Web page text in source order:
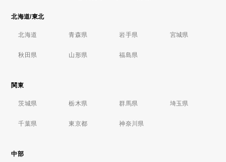
北海道/東北
北海道 青森県 岩手県 宮城県
秋田県 山形県 福島県
関東
茨城県 栃木県 群馬県 埼玉県
千葉県 東京都 神奈川県
中部